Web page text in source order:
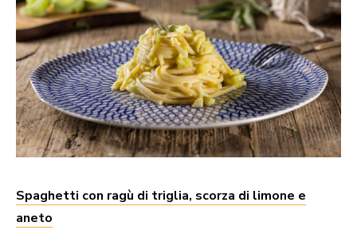
Spaghetti con ragù di triglia, scorza di limone e
aneto